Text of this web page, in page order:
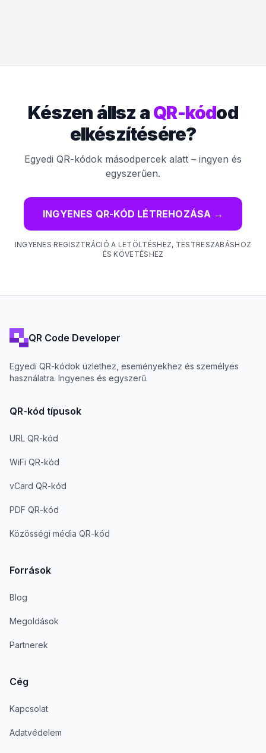
Készen állsz aQR-kódod
elkészítésére?
Egyedi QR-kódok másodpercek alatt – ingyen és
egyszerűen.
INGYENES QR-KÓD LÉTREHOZÁSA →
INGYENES REGISZTRÁCIÓ A LETÖLTÉSHEZ, TESTRESZABÁSHOZ
ÉS KÖVETÉSHEZ
QR Code Developer
Egyedi QR-kódok üzlethez, eseményekhez és személyes
használatra. Ingyenes és egyszerű.
QR-kód típusok
URL QR-kód
WiFi QR-kód
vCard QR-kód
PDF QR-kód
Közösségi média QR-kód
Források
Blog
Megoldások
Partnerek
Cég
Kapcsolat
Adatvédelem